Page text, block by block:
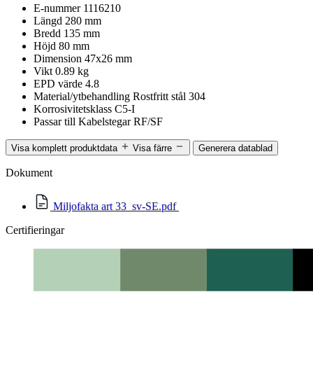
E-nummer 1116210
Längd 280 mm
Bredd 135 mm
Höjd 80 mm
Dimension 47x26 mm
Vikt 0.89 kg
EPD värde 4.8
Material/ytbehandling Rostfritt stål 304
Korrosivitetsklass C5-I
Passar till Kabelstegar RF/SF
Visa komplett produktdata Visa färre Generera datablad
Dokument
Miljofakta art 33_sv-SE.pdf
Certifieringar